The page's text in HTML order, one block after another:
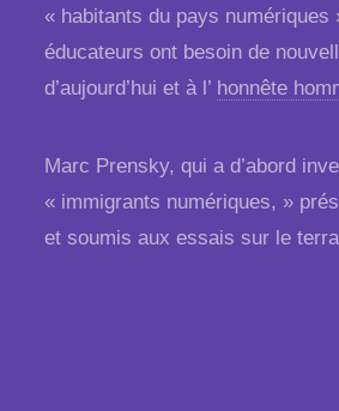
« habitants du pays
éducateurs ont besoin de
d’aujourd’hui et à l’ honnête
Marc Prensky, qui a d’abord
« immigrants numériques, »
et soumis aux essais sur le